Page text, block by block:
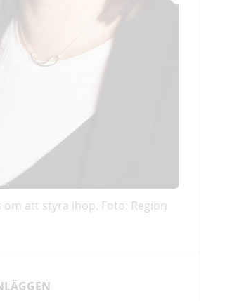
att styra ihop. Foto: Region